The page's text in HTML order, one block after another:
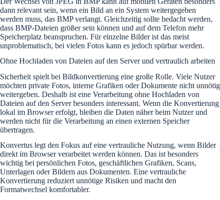
dann relevant sein, wenn ein Bild an ein System weitergegeben
werden muss, das BMP verlangt. Gleichzeitig sollte bedacht werden,
dass BMP-Dateien größer sein können und auf dem Telefon mehr
Speicherplatz beanspruchen. Für einzelne Bilder ist das meist
unproblematisch, bei vielen Fotos kann es jedoch spürbar werden.
Ohne Hochladen von Dateien auf den Server und vertraulich arbeiten
Sicherheit spielt bei Bildkonvertierung eine große Rolle. Viele Nutzer
möchten private Fotos, interne Grafiken oder Dokumente nicht unnötig
weitergeben. Deshalb ist eine Verarbeitung ohne Hochladen von
Dateien auf den Server besonders interessant. Wenn die Konvertierung
lokal im Browser erfolgt, bleiben die Daten näher beim Nutzer und
werden nicht für die Verarbeitung an einen externen Speicher
übertragen.
Konvertus legt den Fokus auf eine vertrauliche Nutzung, wenn Bilder
direkt im Browser verarbeitet werden können. Das ist besonders
wichtig bei persönlichen Fotos, geschäftlichen Grafiken, Scans,
Unterlagen oder Bildern aus Dokumenten. Eine vertrauliche
Konvertierung reduziert unnötige Risiken und macht den
Formatwechsel komfortabler.